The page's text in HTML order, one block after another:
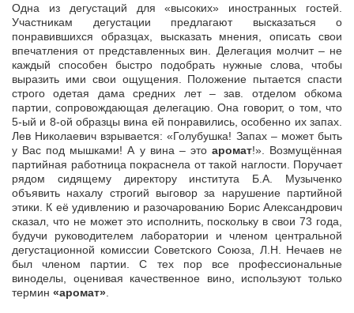
Одна из дегустаций для «высоких» иностранных гостей.
Участникам дегустации предлагают высказаться о
понравившихся образцах, высказать мнения, описать свои
впечатления от представленных вин. Делегация молчит – не
каждый способен быстро подобрать нужные слова, чтобы
выразить ими свои ощущения. Положение пытается спасти
строго одетая дама средних лет – зав. отделом обкома
партии, сопровождающая делегацию. Она говорит, о том, что
5-ый и 8-ой образцы вина ей понравились, особенно их запах.
Лев Николаевич взрывается: «Голубушка! Запах – может быть
у Вас под мышками! А у вина – это аромат!». Возмущённая
партийная работница покраснела от такой наглости. Поручает
рядом сидящему директору института Б.А. Музыченко
объявить нахалу строгий выговор за нарушение партийной
этики. К её удивлению и разочарованию Борис Александрович
сказал, что не может это исполнить, поскольку в свои 73 года,
будучи руководителем лаборатории и членом центральной
дегустационной комиссии Советского Союза, Л.Н. Нечаев не
был членом партии. С тех пор все профессиональные
виноделы, оценивая качественное вино, используют только
термин «аромат»